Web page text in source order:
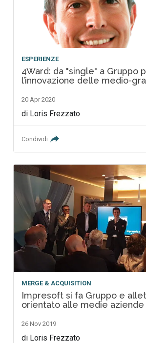
ESPERIENZE
4Ward: da "single" a Gruppo
l’innovazione delle medio-
20 Apr 2020
di Loris Frezzato
Condividi
MERGE & ACQUISITION
Impresoft si fa Gruppo e
orientato alle medie aziende
26 Nov 2019
di Loris Frezzato